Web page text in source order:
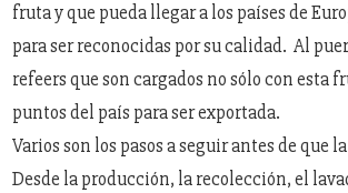
fruta y que pueda llegar a los países de
para ser reconocidas por su calidad. Al
refeers que son cargados no sólo con
puntos del país para ser exportada.
Varios son los pasos a seguir antes de
Desde la producción, la recolección, el